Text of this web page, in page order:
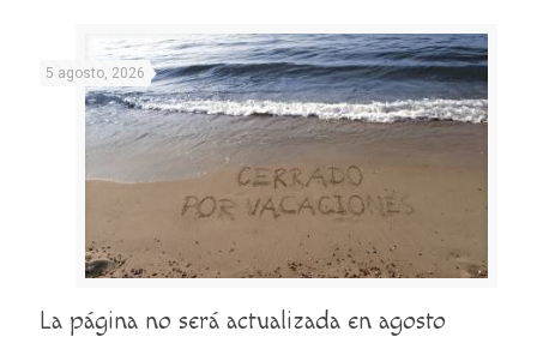
5 agosto, 2026
La página no será actualizada en agosto